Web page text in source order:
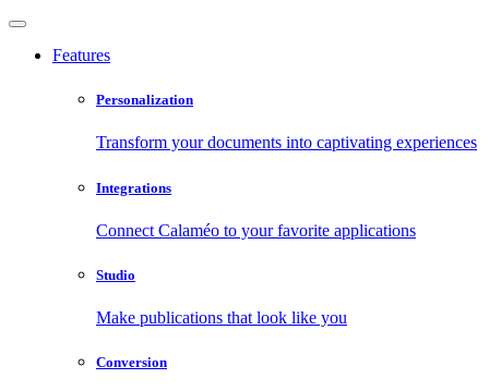
Features
Personalization
Transform your documents into captivating experiences
Integrations
Connect Calaméo to your favorite applications
Studio
Make publications that look like you
Conversion